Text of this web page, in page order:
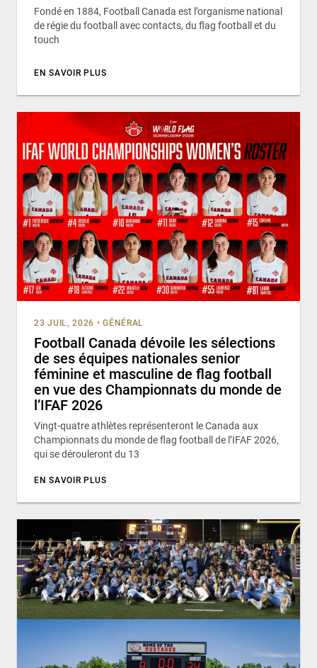
Fondé en 1884, Football Canada est l’organisme national
de régie du football avec contacts, du flag football et du
touch
EN SAVOIR PLUS
23 JUIL, 2026 • GÉNÉRAL
Football Canada dévoile les sélections
de ses équipes nationales senior
féminine et masculine de flag football
en vue des Championnats du monde de
l’IFAF 2026
Vingt-quatre athlètes représenteront le Canada aux
Championnats du monde de flag football de l’IFAF 2026,
qui se dérouleront du 13
EN SAVOIR PLUS